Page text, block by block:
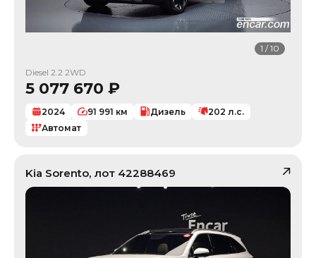
1 /10
Diesel 2.2 2WD
5 077 670 ₽
2024 91 991 км Дизель 202 л.с.
Автомат
Kia Sorento, лот 42288469